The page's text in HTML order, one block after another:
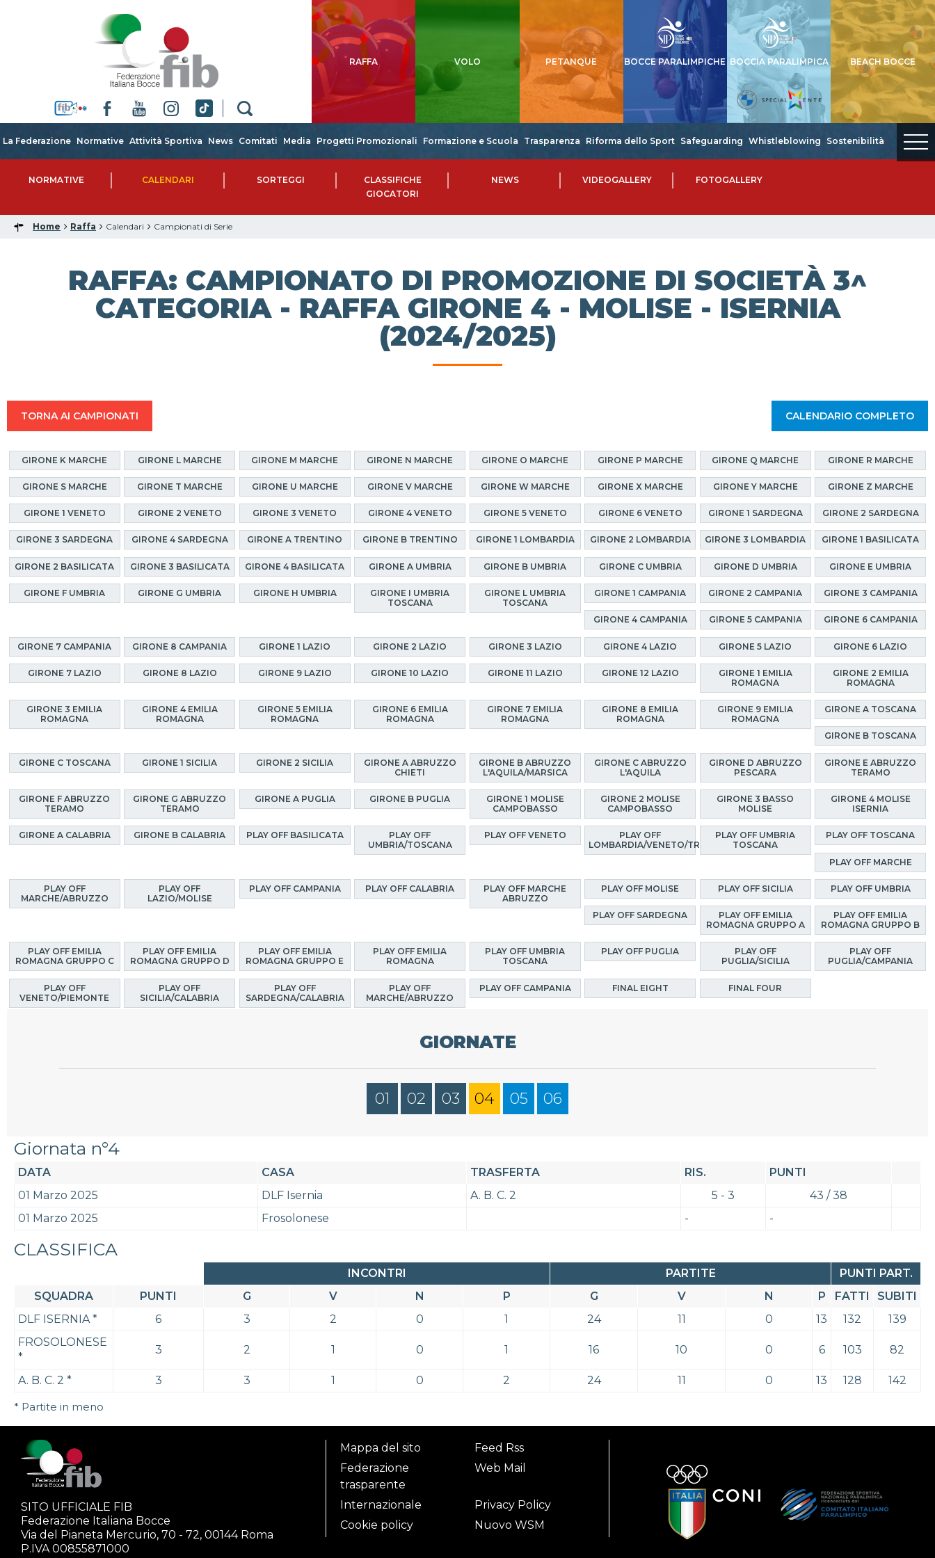
RAFFA VOLO PETANQUE BOCCE PARALIMPICHE BOCCIA PARALIMPICA BEACH BOCCE
La Federazione Normative Attività Sportiva News Comitati Media Progetti Promozionali Formazione e Scuola Trasparenza Riforma dello Sport Safeguarding Whistleblowing Sostenibilità
NORMATIVE CALENDARI SORTEGGI
CLASSIFICHE
GIOCATORI
NEWS VIDEOGALLERY FOTOGALLERY
Home Raffa Calendari Campionati di Serie
RAFFA: CAMPIONATO DI PROMOZIONE DI SOCIETÀ 3^
CATEGORIA - RAFFA GIRONE 4 - MOLISE - ISERNIA
(2024/2025)
TORNA AI CAMPIONATI CALENDARIO COMPLETO
GIRONE K MARCHE GIRONE L MARCHE GIRONE M MARCHE GIRONE N MARCHE GIRONE O MARCHE GIRONE P MARCHE GIRONE Q MARCHE GIRONE R MARCHE
GIRONE S MARCHE GIRONE T MARCHE GIRONE U MARCHE GIRONE V MARCHE GIRONE W MARCHE GIRONE X MARCHE GIRONE Y MARCHE GIRONE Z MARCHE
GIRONE 1 VENETO GIRONE 2 VENETO GIRONE 3 VENETO GIRONE 4 VENETO GIRONE 5 VENETO GIRONE 6 VENETO GIRONE 1 SARDEGNA GIRONE 2 SARDEGNA
GIRONE 3 SARDEGNA GIRONE 4 SARDEGNA GIRONE A TRENTINO GIRONE B TRENTINO GIRONE 1 LOMBARDIA GIRONE 2 LOMBARDIA GIRONE 3 LOMBARDIA GIRONE 1 BASILICATA
GIRONE 2 BASILICATA GIRONE 3 BASILICATA GIRONE 4 BASILICATA GIRONE A UMBRIA GIRONE B UMBRIA GIRONE C UMBRIA GIRONE D UMBRIA GIRONE E UMBRIA
GIRONE F UMBRIA GIRONE G UMBRIA GIRONE H UMBRIA
GIRONE I UMBRIA
TOSCANA
GIRONE L UMBRIA
TOSCANA
GIRONE 1 CAMPANIA GIRONE 2 CAMPANIA GIRONE 3 CAMPANIA
GIRONE 4 CAMPANIA GIRONE 5 CAMPANIA GIRONE 6 CAMPANIA
GIRONE 7 CAMPANIA GIRONE 8 CAMPANIA GIRONE 1 LAZIO GIRONE 2 LAZIO GIRONE 3 LAZIO GIRONE 4 LAZIO GIRONE 5 LAZIO GIRONE 6 LAZIO
GIRONE 7 LAZIO GIRONE 8 LAZIO GIRONE 9 LAZIO GIRONE 10 LAZIO GIRONE 11 LAZIO GIRONE 12 LAZIO
GIRONE 1 EMILIA
ROMAGNA
GIRONE 2 EMILIA
ROMAGNA
GIRONE 3 EMILIA
ROMAGNA
GIRONE 4 EMILIA
ROMAGNA
GIRONE 5 EMILIA
ROMAGNA
GIRONE 6 EMILIA
ROMAGNA
GIRONE 7 EMILIA
ROMAGNA
GIRONE 8 EMILIA
ROMAGNA
GIRONE 9 EMILIA
ROMAGNA
GIRONE A TOSCANA
GIRONE B TOSCANA
GIRONE C TOSCANA GIRONE 1 SICILIA GIRONE 2 SICILIA
GIRONE A ABRUZZO
CHIETI
GIRONE B ABRUZZO
L'AQUILA/MARSICA
GIRONE C ABRUZZO
L'AQUILA
GIRONE D ABRUZZO
PESCARA
GIRONE E ABRUZZO
TERAMO
GIRONE F ABRUZZO
TERAMO
GIRONE G ABRUZZO
TERAMO
GIRONE A PUGLIA GIRONE B PUGLIA
GIRONE 1 MOLISE
CAMPOBASSO
GIRONE 2 MOLISE
CAMPOBASSO
GIRONE 3 BASSO
MOLISE
GIRONE 4 MOLISE
ISERNIA
GIRONE A CALABRIA GIRONE B CALABRIA PLAY OFF BASILICATA
PLAY OFF
UMBRIA/TOSCANA
PLAY OFF VENETO
PLAY OFF
LOMBARDIA/VENETO/TRENTINO
PLAY OFF UMBRIA
TOSCANA
PLAY OFF TOSCANA
PLAY OFF MARCHE
PLAY OFF
MARCHE/ABRUZZO
PLAY OFF
LAZIO/MOLISE
PLAY OFF CAMPANIA PLAY OFF CALABRIA
PLAY OFF MARCHE
ABRUZZO
PLAY OFF MOLISE PLAY OFF SICILIA PLAY OFF UMBRIA
PLAY OFF SARDEGNA
PLAY OFF EMILIA
ROMAGNA GRUPPO A
PLAY OFF EMILIA
ROMAGNA GRUPPO B
PLAY OFF EMILIA
ROMAGNA GRUPPO C
PLAY OFF EMILIA
ROMAGNA GRUPPO D
PLAY OFF EMILIA
ROMAGNA GRUPPO E
PLAY OFF EMILIA
ROMAGNA
PLAY OFF UMBRIA
TOSCANA
PLAY OFF PUGLIA
PLAY OFF
PUGLIA/SICILIA
PLAY OFF
PUGLIA/CAMPANIA
PLAY OFF
VENETO/PIEMONTE
PLAY OFF
SICILIA/CALABRIA
PLAY OFF
SARDEGNA/CALABRIA
PLAY OFF
MARCHE/ABRUZZO
PLAY OFF CAMPANIA FINAL EIGHT FINAL FOUR
GIORNATE
01 02 03 04 05 06
Giornata n°4
DATA CASA TRASFERTA RIS.
PUNTI
01 Marzo 2025
DLF Isernia A. B. C. 2 5 - 3
43 / 38
01 Marzo 2025
Frosolonese - -
CLASSIFICA
INCONTRI PARTITE
PUNTI PART.
SQUADRA
PUNTI G V N P G V N P FATTI
SUBITI
DLF ISERNIA* 6 3 2 0 1 24 11 0 13 132
139
FROSOLONESE
*
3 2 1 0 1 16 10 0 6 103 82
A. B. C. 2 * 3 3 1 0 2 24 11 0 13 128
142
* Partite in meno
SITO UFFICIALE FIB
Federazione Italiana Bocce
Via del Pianeta Mercurio, 70 - 72, 00144 Roma
P.IVA 00855871000
Mappa del sito
Feed Rss
Federazione
trasparente
Web Mail
Internazionale
Privacy Policy
Cookie policy
Nuovo WSM